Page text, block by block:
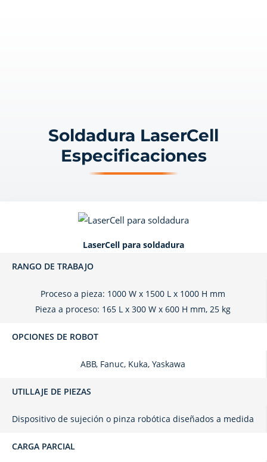
Soldadura LaserCell
Especificaciones
LaserCell para soldadura
RANGO DE TRABAJO
Proceso a pieza: 1000 W x 1500 L x 1000 H mm
Pieza a proceso: 165 L x 300 W x 600 H mm, 25 kg
OPCIONES DE ROBOT
ABB, Fanuc, Kuka, Yaskawa
UTILLAJE DE PIEZAS
Dispositivo de sujeción o pinza robótica diseñados a medida
CARGA PARCIAL